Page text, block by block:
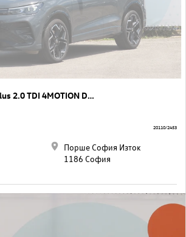
VW Tiguan R-Line Plus 2.0 TDI 4MOTION DSG
Порше София Изток
1186 София
20110/2453